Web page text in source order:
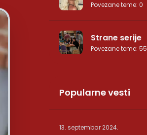
Povezane teme: 0
Strane serije
Povezane teme: 55
Popularne vesti
13. septembar 2024.